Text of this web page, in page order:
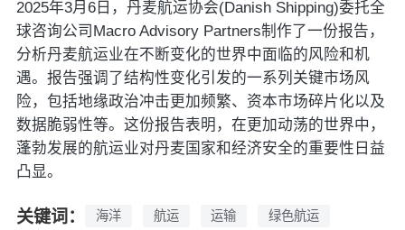
2025年3月6日，丹麦航运协会(Danish Shipping)委托全
球咨询公司Macro Advisory Partners制作了一份报告，
分析丹麦航运业在不断变化的世界中面临的风险和机
遇。报告强调了结构性变化引发的一系列关键市场风
险，包括地缘政治冲击更加频繁、资本市场碎片化以及
数据脆弱性等。这份报告表明，在更加动荡的世界中，
蓬勃发展的航运业对丹麦国家和经济安全的重要性日益
凸显。
关键词： 海洋 航运 运输 绿色航运